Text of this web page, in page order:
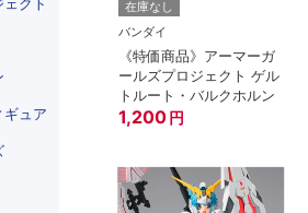
在庫なし
バンダイ
《特価商品》アーマーガ
ールズプロジェクト ゲル
トルート・バルクホルン
1,200 円
クト
ギュア